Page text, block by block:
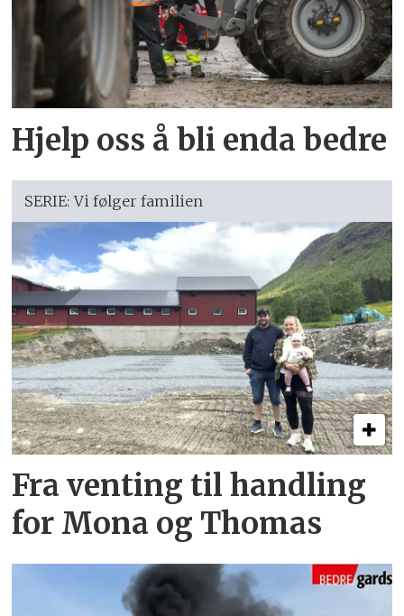
Hjelp oss å bli enda bedre
SERIE: Vi følger familien
Fra venting til handling
for Mona og Thomas